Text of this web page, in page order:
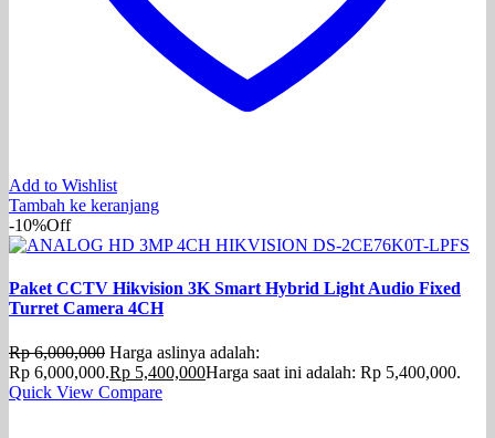
Add to Wishlist
Tambah ke keranjang
-10%Off
Paket CCTV Hikvision 3K Smart Hybrid Light Audio Fixed
Turret Camera 4CH
Rp6,000,000 Harga aslinya adalah:
Rp 6,000,000.Rp 5,400,000Harga saat ini adalah: Rp 5,400,000.
Quick View Compare